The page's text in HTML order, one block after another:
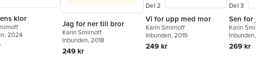
klor
, 2024
Jag for ner till bror
Karin Smirnoff
Inbunden, 2018
249 kr
Del 2
Vi for upp med mor
Karin Smirnoff
Inbunden, 2019
249 kr
Del 3
Sen for jag
Karin Smirnoff
Inbunden, 2020
269 kr